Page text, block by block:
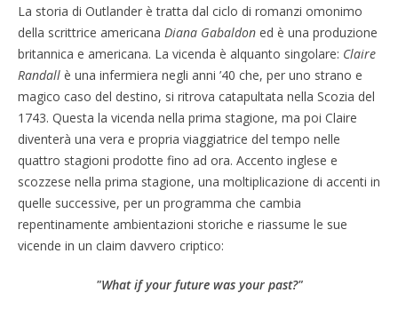
La storia di Outlander è tratta dal ciclo di romanzi omonimo
della scrittrice americana Diana Gabaldon ed è una produzione
britannica e americana. La vicenda è alquanto singolare: Claire
Randall è una infermiera negli anni ’40 che, per uno strano e
magico caso del destino, si ritrova catapultata nella Scozia del
1743. Questa la vicenda nella prima stagione, ma poi Claire
diventerà una vera e propria viaggiatrice del tempo nelle
quattro stagioni prodotte fino ad ora. Accento inglese e
scozzese nella prima stagione, una moltiplicazione di accenti in
quelle successive, per un programma che cambia
repentinamente ambientazioni storiche e riassume le sue
vicende in un claim davvero criptico:
"What if your future was your past?"